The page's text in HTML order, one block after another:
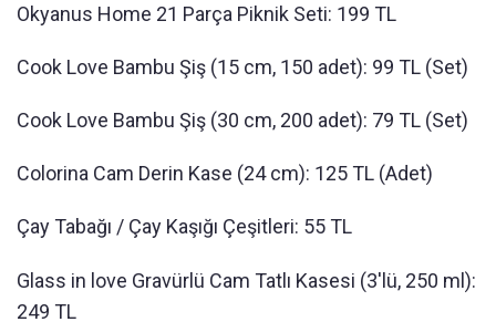
Okyanus Home 21 Parça Piknik Seti: 199 TL
Cook Love Bambu Şiş (15 cm, 150 adet): 99 TL (Set)
Cook Love Bambu Şiş (30 cm, 200 adet): 79 TL (Set)
Colorina Cam Derin Kase (24 cm): 125 TL (Adet)
Çay Tabağı / Çay Kaşığı Çeşitleri: 55 TL
Glass in love Gravürlü Cam Tatlı Kasesi (3'lü, 250 ml):
249 TL